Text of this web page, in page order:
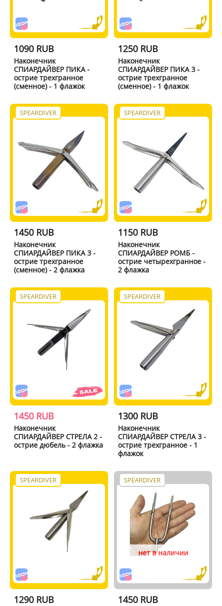
1090 RUB
Наконечник
СПИАРДАЙВЕР ПИКА -
острие трехгранное
(сменное) - 1 флажок
1250 RUB
Наконечник
СПИАРДАЙВЕР ПИКА 3 -
острие трехгранное
(сменное) - 1 флажок
SPEARDIVER
1450 RUB
Наконечник
СПИАРДАЙВЕР ПИКА 3 -
острие трехгранное
(сменное) - 2 флажка
SPEARDIVER
1150 RUB
Наконечник
СПИАРДАЙВЕР РОМБ -
острие четырехгранное -
2 флажка
SPEARDIVER
1450 RUB
Наконечник
СПИАРДАЙВЕР СТРЕЛА 2 -
острие дюбель - 2 флажка
SPEARDIVER
1300 RUB
Наконечник
СПИАРДАЙВЕР СТРЕЛА 3 -
острие трехгранное - 1
флажок
SPEARDIVER
1290 RUB
SPEARDIVER
нет в наличии
1450 RUB